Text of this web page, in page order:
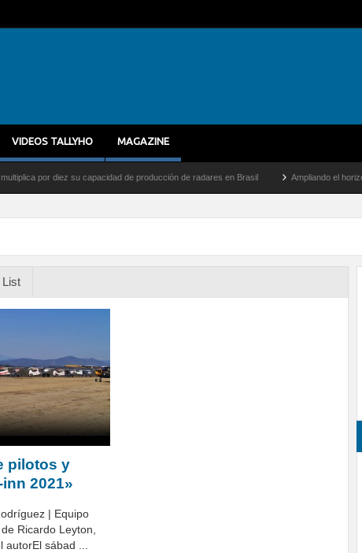
VIDEOS TALLYHO MAGAZINE
por diez su capacidad de producción de radares en Brasil Ampliando el horizonte:
List
pilotos y
2021»
| Equipo
Ricardo Leyton,
autorEl sábad ...